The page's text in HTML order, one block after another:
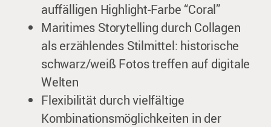
auffälligen Highlight-Farbe “Coral”
Maritimes Storytelling durch Collagen
als erzählendes Stilmittel: historische
schwarz/weiß Fotos treffen auf digitale
Welten
Flexibilität durch vielfältige
Kombinationsmöglichkeiten in der